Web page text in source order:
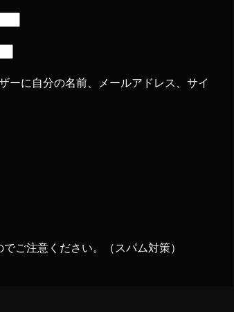
ーに自分の名前、メールアドレス、サイ
ご注意ください。（スパム対策）